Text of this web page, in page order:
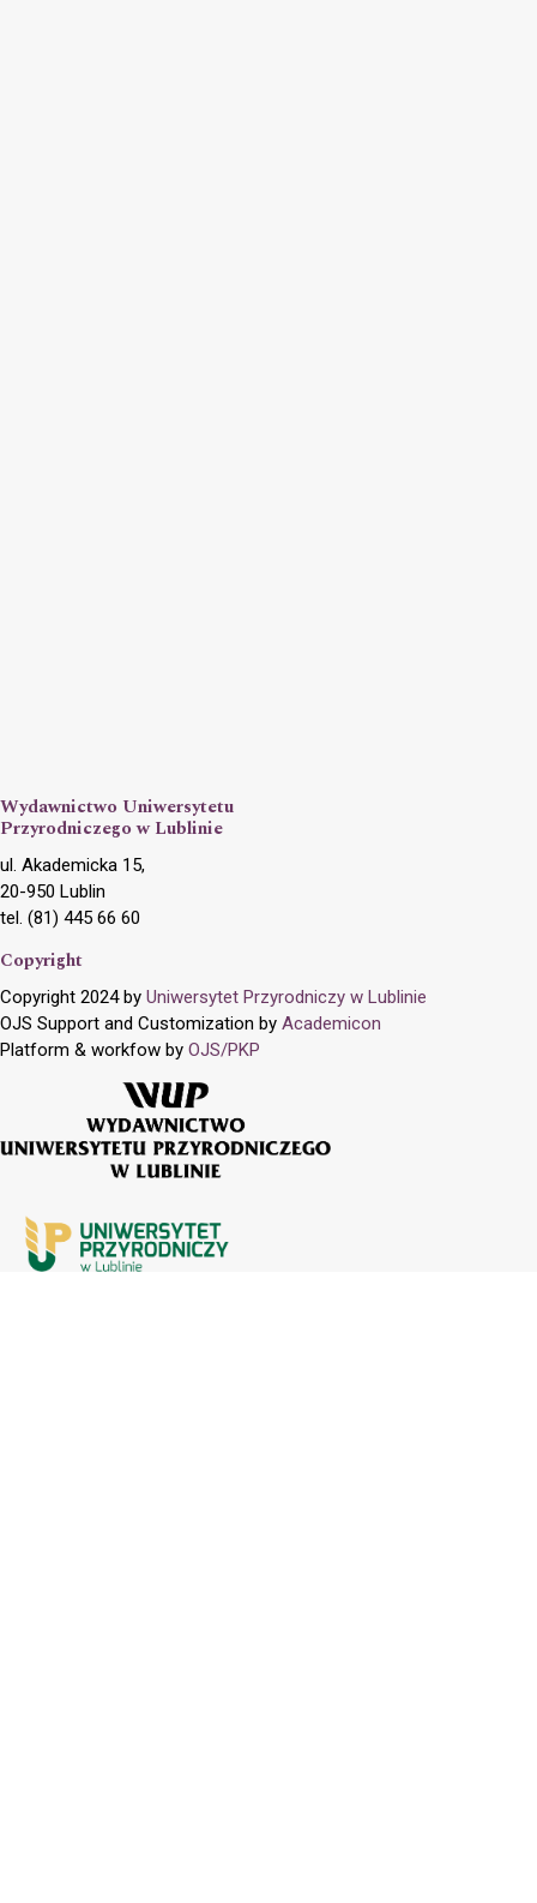
Wydawnictwo Uniwersytetu
Przyrodniczego w Lublinie
ul. Akademicka 15,
20-950 Lublin
tel. (81) 445 66 60
Copyright
Copyright 2024 by Uniwersytet Przyrodniczy w Lublinie
OJS Support and Customization by Academicon
Platform & workfow by OJS/PKP